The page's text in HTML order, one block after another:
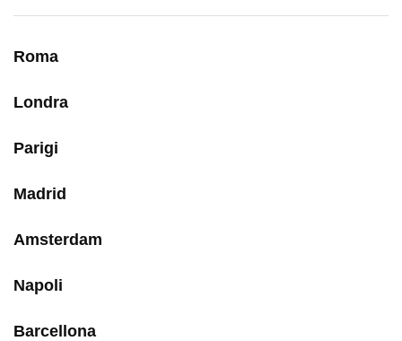
Roma
Londra
Parigi
Madrid
Amsterdam
Napoli
Barcellona